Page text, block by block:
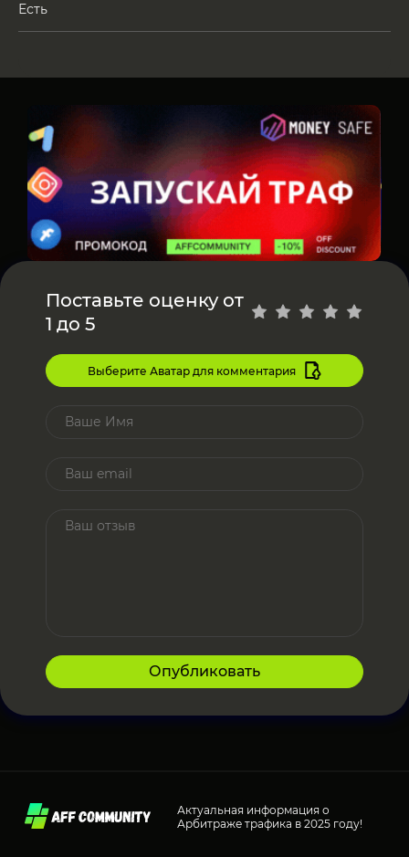
Есть
Поставьте оценку от
1 до 5
Выберите Аватар для комментария
Опубликовать
Актуальная информация о
Арбитраже трафика в 2025 году!